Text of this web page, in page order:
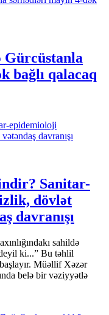
Gürcüstanla
bağlı qalacaq
Sanitar-
dövlət
davranışı
sahildə
ki...” Bu təhlil
Müəllif Xəzər
belə bir vəziyyətlə